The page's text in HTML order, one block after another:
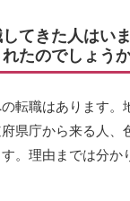
てきた人はい
たのでしょう
転職はあります。
県庁から来る人、
。理由までは分か